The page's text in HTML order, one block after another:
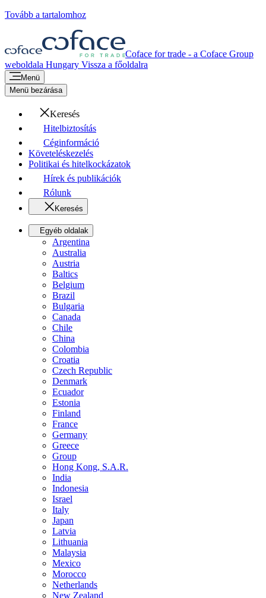
Tovább a tartalomhoz
Coface for trade - a Coface Group
weboldala Hungary Vissza a főoldalra
Menü
Menü bezárása
Keresés
Hitelbiztosítás
Céginformáció
Követeléskezelés
Politikai és hitelkockázatok
Hírek és publikációk
Rólunk
Keresés
Egyéb oldalak
Argentina
Australia
Austria
Baltics
Belgium
Brazil
Bulgaria
Canada
Chile
China
Colombia
Croatia
Czech Republic
Denmark
Ecuador
Estonia
Finland
France
Germany
Greece
Group
Hong Kong, S.A.R.
India
Indonesia
Israel
Italy
Japan
Latvia
Lithuania
Malaysia
Mexico
Morocco
Netherlands
New Zealand